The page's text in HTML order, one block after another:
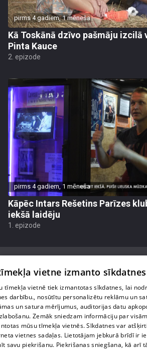
pirms 4 gadiem, 1 mēneša
Kā Toskānā dzīvo pašmāju izcilā
Pinta Kauce
2. epizode
pirms 4 gadiem, 1 mēneša
Kāpēc Intars Rešetins Parīzes
iekšā laidēju
1. epizode
Par mums
Privātuma politika
Sīkdatnes
vietne izmanto sīkdatnes
tīmekļa vietnē tiek izmantotas sīkdatnes, lai
darbību., nosūtītu personalizētu reklāmu un
un satura mērījumus, auditorijas datu
Zemāk sniedzam informāciju par
mūsu tīmekļa vietnēs. Sīkdatnes var
vietnes sadaļas. Lietotājam jebkurā brīdī ir
savu piekrišanu. Piekrišanas sniegšana, kā arī